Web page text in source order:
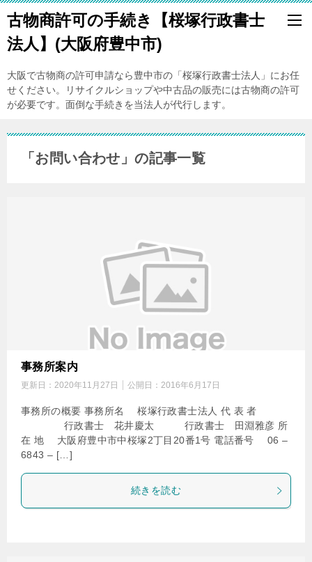
古物商許可の手続き【桜塚行政書士
法人】(大阪府豊中市)
大阪で古物商の許可申請なら豊中市の「桜塚行政書士法人」にお任
せください。リサイクルショップや中古品の販売には古物商の許可
が必要です。面倒な手続きを当法人が代行します。
「お問い合わせ」の記事一覧
事務所案内
更新日： 2020年11月27日 公開日： 2016年6月17日
事務所の概要 事務所名 桜塚行政書士法人 代 表 者
行政書士 花井慶太 行政書士 田淵雅彦 所
在 地 大阪府豊中市中桜塚2丁目20番1号 電話番号 06 –
6843 – […]
続きを読む